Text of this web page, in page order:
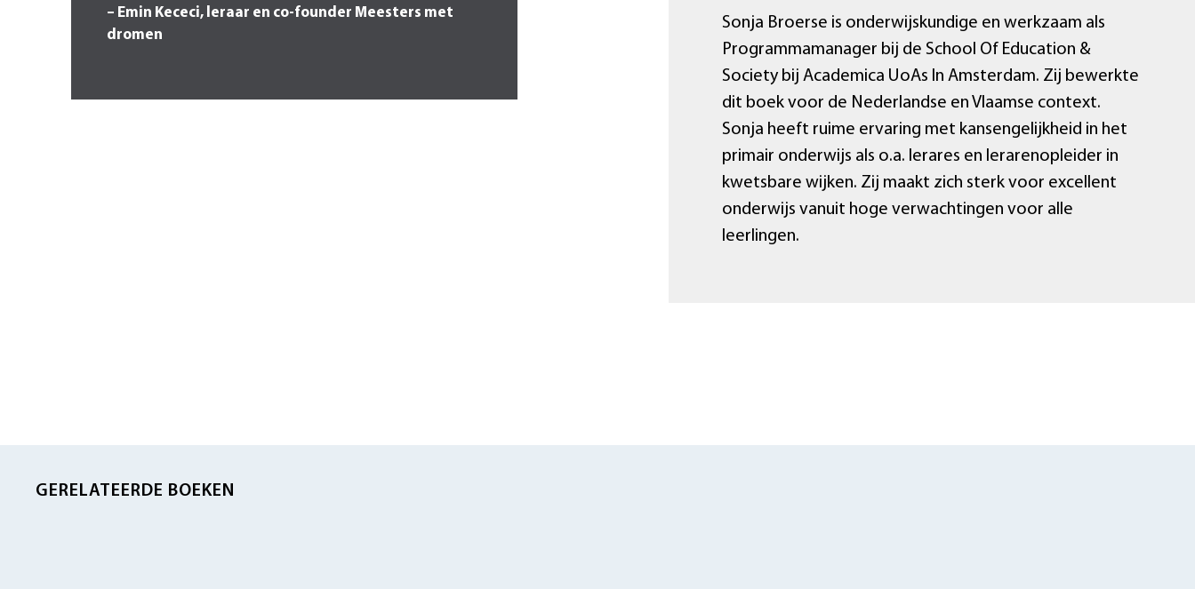
Sonja Broerse is onderwijskundige en werkzaam als
Programmamanager bij de School Of Education &
Society bij Academica UoAs In Amsterdam. Zij bewerkte
dit boek voor de Nederlandse en Vlaamse context.
Sonja heeft ruime ervaring met kansengelijkheid in het
primair onderwijs als o.a. lerares en lerarenopleider in
kwetsbare wijken. Zij maakt zich sterk voor excellent
onderwijs vanuit hoge verwachtingen voor alle
leerlingen.
– Emin Kececi, leraar en co-founder Meesters met
dromen
GERELATEERDE BOEKEN